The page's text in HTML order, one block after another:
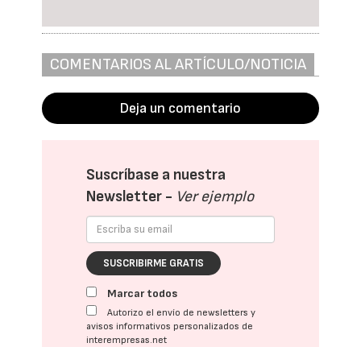
COMENTARIOS AL ARTÍCULO/NOTICIA
Deja un comentario
Suscríbase a nuestra
Newsletter - Ver ejemplo
SUSCRIBIRME GRATIS
Marcar todos
Autorizo el envío de newsletters y
avisos informativos personalizados de
interempresas.net